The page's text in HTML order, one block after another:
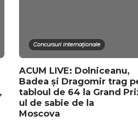
Concursuri internaționale
ACUM LIVE: Dolniceanu,
Badea și Dragomir trag
tabloul de 64 la Grand
ul de sabie de la
Moscova